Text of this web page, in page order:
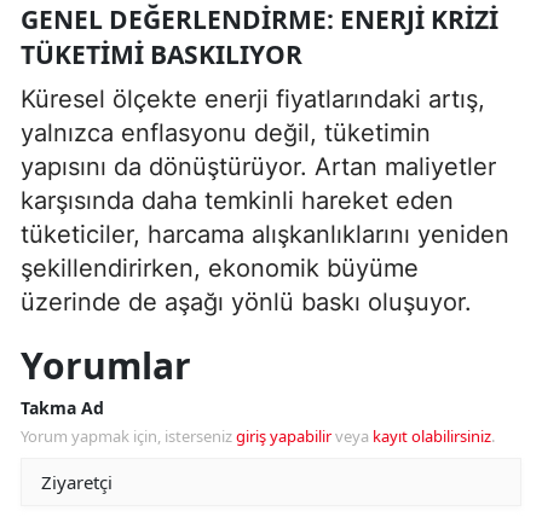
GENEL DEĞERLENDIRME: ENERJI KRIZI
TÜKETIMI BASKILIYOR
Küresel ölçekte enerji fiyatlarındaki artış,
yalnızca enflasyonu değil, tüketimin
yapısını da dönüştürüyor. Artan maliyetler
karşısında daha temkinli hareket eden
tüketiciler, harcama alışkanlıklarını yeniden
şekillendirirken, ekonomik büyüme
üzerinde de aşağı yönlü baskı oluşuyor.
Yorumlar
Takma Ad
Yorum yapmak için, istersenizgiriş yapabilirveya kayıt olabilirsiniz.